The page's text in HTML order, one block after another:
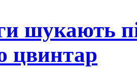
шукають
цвинтар